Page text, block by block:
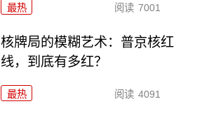
最热 阅读 7001
核牌局的模糊艺术：普京核红
线，到底有多红？
最热 阅读 4091